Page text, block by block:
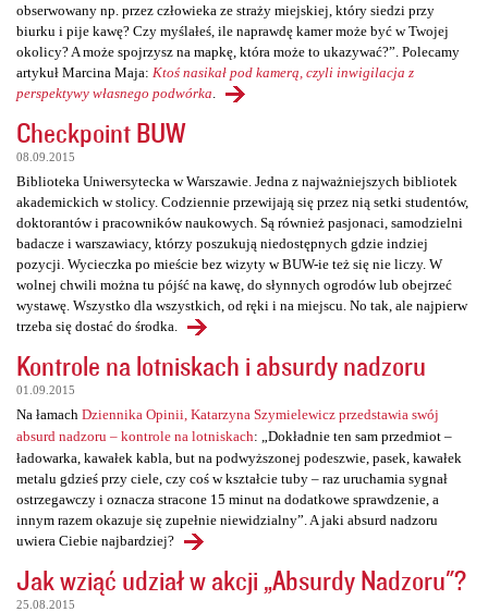
obserwowany np. przez człowieka ze straży miejskiej, który siedzi przy
biurku i pije kawę? Czy myślałeś, ile naprawdę kamer może być w Twojej
okolicy? A może spojrzysz na mapkę, która może to ukazywać?”. Polecamy
artykuł Marcina Maja: Ktoś nasikał pod kamerą, czyli inwigilacja z
perspektywy własnego podwórka
Checkpoint BUW
08.09.2015
Biblioteka Uniwersytecka w Warszawie. Jedna z najważniejszych bibliotek
akademickich w stolicy. Codziennie przewijają się przez nią setki studentów,
doktorantów i pracowników naukowych. Są również pasjonaci, samodzielni
badacze i warszawiacy, którzy poszukują niedostępnych gdzie indziej
pozycji. Wycieczka po mieście bez wizyty w BUW-ie też się nie liczy. W
wolnej chwili można tu pójść na kawę, do słynnych ogrodów lub obejrzeć
wystawę. Wszystko dla wszystkich, od ręki i na miejscu. No tak, ale najpierw
trzeba się dostać do środka.
Kontrole na lotniskach i absurdy nadzoru
01.09.2015
Na łamach Dziennika Opinii, Katarzyna Szymielewicz przedstawia swój
absurd nadzoru – kontrole na lotniskach: „Dokładnie ten sam przedmiot –
ładowarka, kawałek kabla, but na podwyższonej podeszwie, pasek, kawałek
metalu gdzieś przy ciele, czy coś w kształcie tuby – raz uruchamia sygnał
ostrzegawczy i oznacza stracone 15 minut na dodatkowe sprawdzenie, a
innym razem okazuje się zupełnie niewidzialny”. A jaki absurd nadzoru
uwiera Ciebie najbardziej?
Jak wziąć udział w akcji „Absurdy Nadzoru"?
25.08.2015